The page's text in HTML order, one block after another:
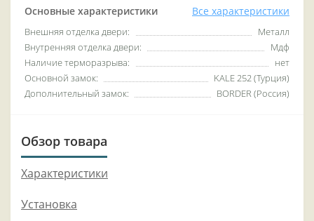
Основные характеристики Все характеристики
Внешняя отделка двери:
Металл
Внутренняя отделка двери:
Мдф
Наличие терморазрыва:
нет
Основной замок:
KALE 252 (Турция)
Дополнительный замок:
BORDER (Россия)
Обзор товара
Характеристики
Установка